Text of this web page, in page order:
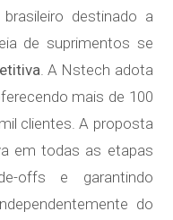
destinado a
de suprimentos se
. A Nstech adota
mais de 100
clientes. A proposta
em todas as etapas
offs e garantindo
do